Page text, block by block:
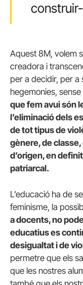
Aquest 8M, volem
creadora i
per a decidir, per a
hegemonies,
que fem avui són
l’eliminació dels
de tot tipus de
gènere, de
d’origen, en
patriarcal.
L’educació ha de
feminisme, la
a docents, no
educatius es
desigualtat i de
permetre que els
que les nostres